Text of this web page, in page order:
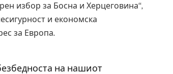
избор за Босна и Херцеговина“,
и економска
за Европа.
на нашиот